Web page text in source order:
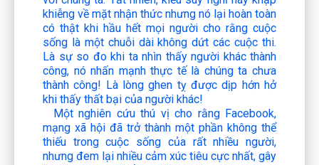
khiễng về mặt nhận thức nhưng nó lại hoàn toàn
có thật khi hầu hết mọi người cho rằng cuộc
sống là một chuỗi dài không dứt các cuộc thi.
Là sự so đo khi ta nhìn thấy người khác thành
công, nó nhấn mạnh thực tế là chúng ta chưa
thành công! Là lòng ghen tỵ được dịp hớn hở
khi thấy thất bại của người khác!
Một nghiên cứu thú vị cho rằng Facebook,
mạng xã hội đã trở thành một phần không thể
thiếu trong cuộc sống của rất nhiều người,
nhưng đem lại nhiều cảm xúc tiêu cực nhất, gây